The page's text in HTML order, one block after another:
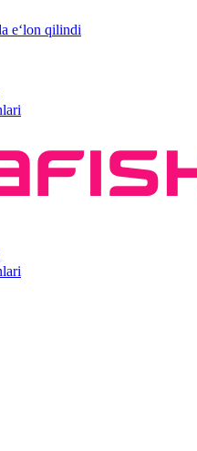
e‘lon qilindi